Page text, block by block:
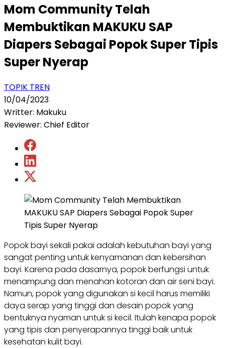
Mom Community Telah
Membuktikan MAKUKU SAP
Diapers Sebagai Popok Super Tipis
Super Nyerap
TOPIK TREN
10/04/2023
Writter: Makuku
Reviewer: Chief Editor
Popok bayi sekali pakai adalah kebutuhan bayi yang
sangat penting untuk kenyamanan dan kebersihan
bayi. Karena pada dasarnya, popok berfungsi untuk
menampung dan menahan kotoran dan air seni bayi.
Namun, popok yang digunakan si kecil harus memiliki
daya serap yang tinggi dan desain popok yang
bentuknya nyaman untuk si kecil. Itulah kenapa popok
yang tipis dan penyerapannya tinggi baik untuk
kesehatan kulit bayi.